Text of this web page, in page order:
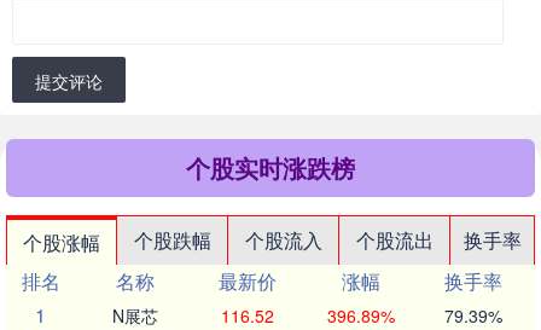
提交评论
个股实时涨跌榜
个股涨幅 个股跌幅 个股流入 个股流出
换手率
排名
名称 最新价 涨幅
换手率
1
N展芯 116.52 396.89% 79.39%